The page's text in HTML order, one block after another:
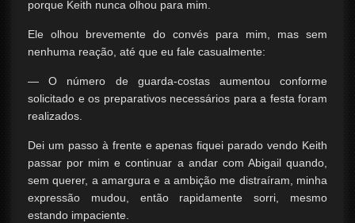
porque Keith nunca olhou para mim.
Ele olhou brevemente do convés para mim, mas sem
nenhuma reação, até que eu fale casualmente:
— O número de guarda-costas aumentou conforme
solicitado e os preparativos necessários para a festa foram
realizados.
Dei um passo à frente e apenas fiquei parado vendo Keith
passar por mim e continuar a andar com Abigail quando,
sem querer, a amargura e a ambição me distraíram, minha
expressão mudou, então rapidamente sorri, mesmo
estando impaciente.